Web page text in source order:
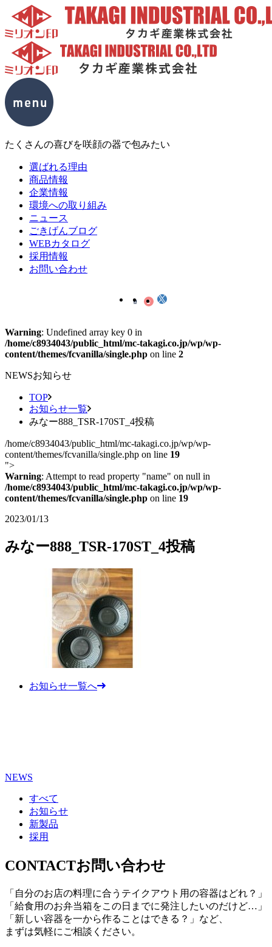
たくさんの喜びを咲顔の器で包みたい
選ばれる理由
商品情報
企業情報
環境への取り組み
ニュース
ごきげんブログ
WEBカタログ
採用情報
お問い合わせ
Warning: Undefined array key 0 in
/home/c8934043/public_html/mc-takagi.co.jp/wp/wp-
content/themes/fcvanilla/single.php on line 2
NEWSお知らせ
TOP
お知らせ一覧
みなー888_TSR-170ST_4投稿
/home/c8934043/public_html/mc-takagi.co.jp/wp/wp-
content/themes/fcvanilla/single.php on line 19
">
Warning: Attempt to read property "name" on null in
/home/c8934043/public_html/mc-takagi.co.jp/wp/wp-
content/themes/fcvanilla/single.php on line 19
2023/01/13
みなー888_TSR-170ST_4投稿
お知らせ一覧へ
NEWS
すべて
お知らせ
新製品
採用
CONTACTお問い合わせ
「自分のお店の料理に合うテイクアウト用の容器はどれ？」
「給食用のお弁当箱をこの日までに発注したいのだけど…」
「新しい容器を一から作ることはできる？」など、
まずは気軽にご相談ください。